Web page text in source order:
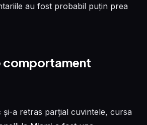
au fost probabil puțin prea
comportament
și-a retras parțial cuvintele, cursa